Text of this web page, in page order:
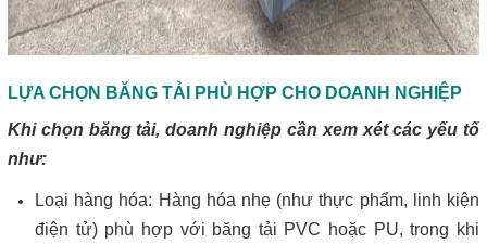
LỰA CHỌN BĂNG TẢI PHÙ HỢP CHO DOANH NGHIỆP
Khi chọn băng tải, doanh nghiệp cần xem xét các yếu tố
như:
Loại hàng hóa: Hàng hóa nhẹ (như thực phẩm, linh kiện
điện tử) phù hợp với băng tải PVC hoặc PU, trong khi